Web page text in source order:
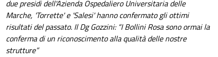
due presidi dell'Azienda Ospedaliero Universitaria delle
Marche, 'Torrette' e 'Salesi' hanno confermato gli ottimi
risultati del passato. Il Dg Gozzini: “I Bollini Rosa sono ormai la
conferma di un riconoscimento alla qualità delle nostre
strutture”